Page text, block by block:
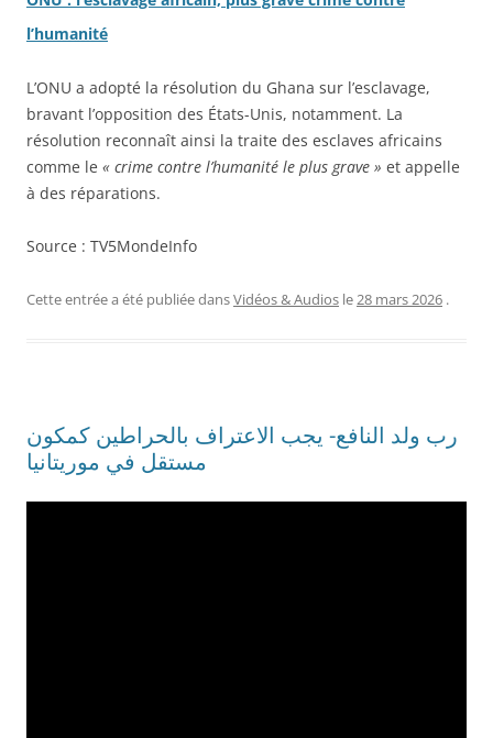
l’humanité
L’ONU a adopté la résolution du Ghana sur l’esclavage,
bravant l’opposition des États-Unis, notamment. La
résolution reconnaît ainsi la traite des esclaves africains
comme le « crime contre l’humanité le plus grave » et appelle
à des réparations.
Source : TV5MondeInfo
Cette entrée a été publiée dansVidéos & Audios le28 mars 2026 .
رب ولد النافع- يجب الاعتراف بالحراطين كمكون
مستقل في موريتانيا